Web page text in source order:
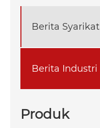
Berita Syarikat
Berita Industri
Produk